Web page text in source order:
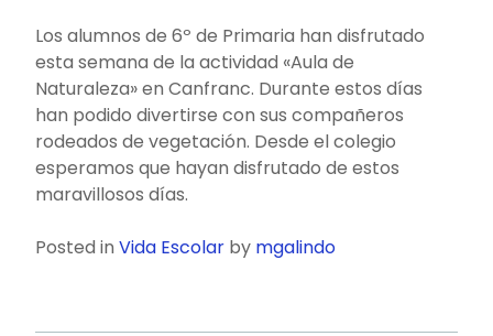
Los alumnos de 6º de Primaria han disfrutado
esta semana de la actividad «Aula de
Naturaleza» en Canfranc. Durante estos días
han podido divertirse con sus compañeros
rodeados de vegetación. Desde el colegio
esperamos que hayan disfrutado de estos
maravillosos días.
Posted in Vida Escolar by mgalindo